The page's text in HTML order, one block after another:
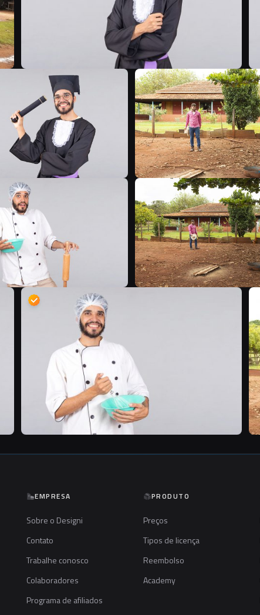
EMPRESA
Sobre o Designi
Contato
Trabalhe conosco
Colaboradores
Programa de afiliados
PRODUTO
Preços
Tipos de licença
Reembolso
Academy